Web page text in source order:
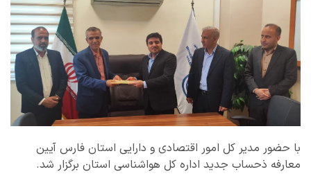
با حضور مدیر کل امور اقتصادی و دارایی استان فارس آیین
معارفه ذحساب جدید اداره کل هواشناسی استان برگزار شد.